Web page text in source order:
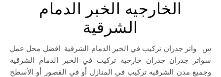
الخارجيه الخبر الدمام
الشرقية
سواتر جدران تركيب في الخبر الدمام الشرقية افضل محل عمل
سواتر جدران جدران خارجية تركيب في الخبر الدمام الشرقية
وجميع مدن الشرقيه تركيب في المنازل أو في القصور أو الأسطح